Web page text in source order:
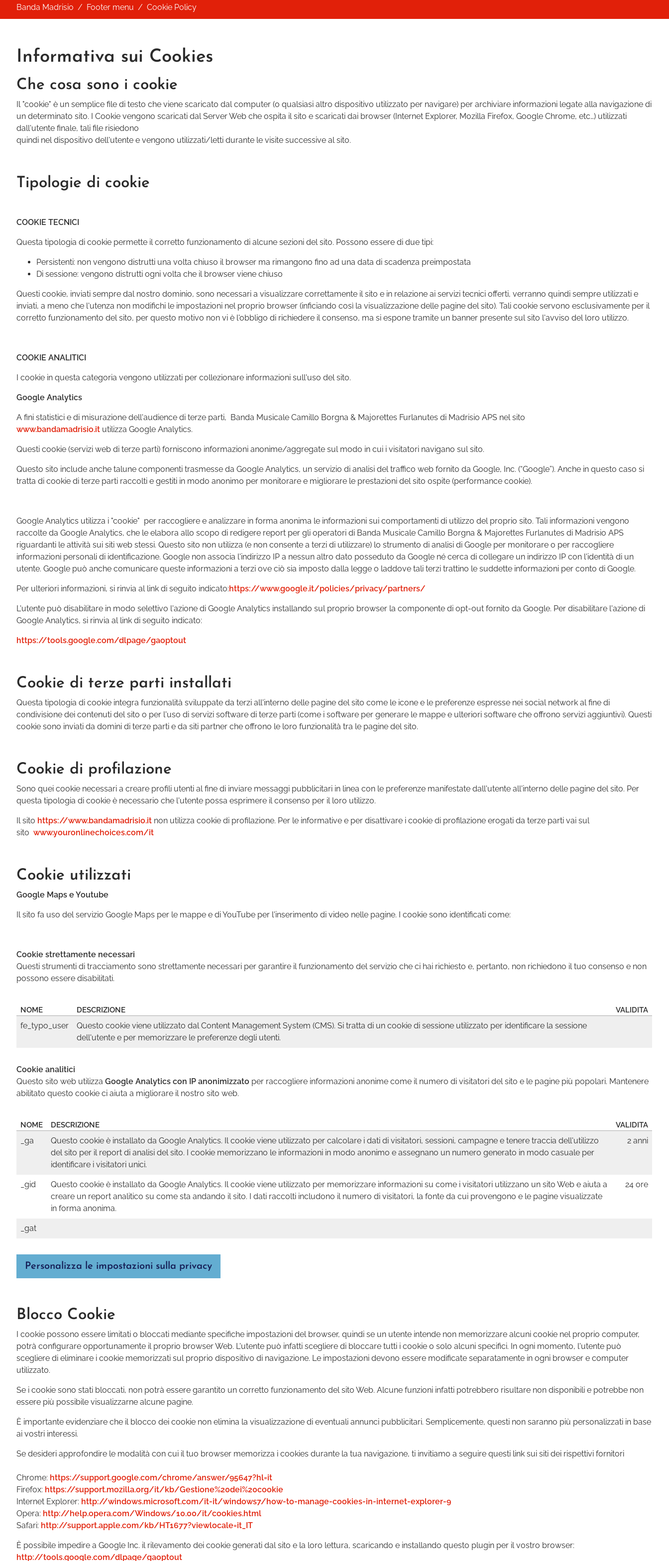
Banda Madrisio Footer menu Cookie Policy
Informativa sui Cookies
Che cosa sono i cookie
Il "cookie" è un semplice file di testo che viene scaricato dal computer (o qualsiasi altro dispositivo utilizzato per navigare) per archiviare informazioni legate alla navigazione di
un determinato sito. I Cookie vengono scaricati dal Server Web che ospita il sito e scaricati dai browser (Internet Explorer, Mozilla Firefox, Google Chrome, etc…) utilizzati
dall'utente finale, tali file risiedono
quindi nel dispositivo dell'utente e vengono utilizzati/letti durante le visite successive al sito.
Tipologie di cookie
COOKIE TECNICI
Questa tipologia di cookie permette il corretto funzionamento di alcune sezioni del sito. Possono essere di due tipi:
Persistenti: non vengono distrutti una volta chiuso il browser ma rimangono fino ad una data di scadenza preimpostata
Di sessione: vengono distrutti ogni volta che il browser viene chiuso
Questi cookie, inviati sempre dal nostro dominio, sono necessari a visualizzare correttamente il sito e in relazione ai servizi tecnici offerti, verranno quindi sempre utilizzati e
inviati, a meno che l'utenza non modifichi le impostazioni nel proprio browser (inficiando così la visualizzazione delle pagine del sito). Tali cookie servono esclusivamente per il
corretto funzionamento del sito, per questo motivo non vi è l'obbligo di richiedere il consenso, ma si espone tramite un banner presente sul sito l'avviso del loro utilizzo.
COOKIE ANALITICI
I cookie in questa categoria vengono utilizzati per collezionare informazioni sull'uso del sito.
Google Analytics
A fini statistici e di misurazione dell'audience di terze parti, Banda Musicale Camillo Borgna & Majorettes Furlanutes di Madrisio APS nel sito
www.bandamadrisio.it utilizza Google Analytics.
Questi cookie (servizi web di terze parti) forniscono informazioni anonime/aggregate sul modo in cui i visitatori navigano sul sito.
Questo sito include anche talune componenti trasmesse da Google Analytics, un servizio di analisi del traffico web fornito da Google, Inc. (“Google”). Anche in questo caso si
tratta di cookie di terze parti raccolti e gestiti in modo anonimo per monitorare e migliorare le prestazioni del sito ospite (performance cookie).
Google Analytics utilizza i "cookie" per raccogliere e analizzare in forma anonima le informazioni sui comportamenti di utilizzo del proprio sito. Tali informazioni vengono
raccolte da Google Analytics, che le elabora allo scopo di redigere report per gli operatori di Banda Musicale Camillo Borgna & Majorettes Furlanutes di Madrisio APS
riguardanti le attività sui siti web stessi. Questo sito non utilizza (e non consente a terzi di utilizzare) lo strumento di analisi di Google per monitorare o per raccogliere
informazioni personali di identificazione. Google non associa l'indirizzo IP a nessun altro dato posseduto da Google né cerca di collegare un indirizzo IP con l'identità di un
utente. Google può anche comunicare queste informazioni a terzi ove ciò sia imposto dalla legge o laddove tali terzi trattino le suddette informazioni per conto di Google.
Per ulteriori informazioni, si rinvia al link di seguito indicato:https://www.google.it/policies/privacy/partners/
L'utente può disabilitare in modo selettivo l'azione di Google Analytics installando sul proprio browser la componente di opt-out fornito da Google. Per disabilitare l'azione di
Google Analytics, si rinvia al link di seguito indicato:
https://tools.google.com/dlpage/gaoptout
Cookie di terze parti installati
Questa tipologia di cookie integra funzionalità sviluppate da terzi all'interno delle pagine del sito come le icone e le preferenze espresse nei social network al fine di
condivisione dei contenuti del sito o per l'uso di servizi software di terze parti (come i software per generare le mappe e ulteriori software che offrono servizi aggiuntivi). Questi
cookie sono inviati da domini di terze parti e da siti partner che offrono le loro funzionalità tra le pagine del sito.
Cookie di profilazione
Sono quei cookie necessari a creare profili utenti al fine di inviare messaggi pubblicitari in linea con le preferenze manifestate dall'utente all'interno delle pagine del sito. Per
questa tipologia di cookie è necessario che l'utente possa esprimere il consenso per il loro utilizzo.
Il sito https://www.bandamadrisio.it non utilizza cookie di profilazione. Per le informative e per disattivare i cookie di profilazione erogati da terze parti vai sul
sito www.youronlinechoices.com/it
Cookie utilizzati
Google Maps e Youtube
Il sito fa uso del servizio Google Maps per le mappe e di YouTube per l'inserimento di video nelle pagine. I cookie sono identificati come:
Cookie strettamente necessari
Questi strumenti di tracciamento sono strettamente necessari per garantire il funzionamento del servizio che ci hai richiesto e, pertanto, non richiedono il tuo consenso e non
possono essere disabilitati.
NOME DESCRIZIONE VALIDITA
fe_typo_user
Questo cookie viene utilizzato dal Content Management System (CMS). Si tratta di un cookie di sessione utilizzato per identificare la sessione
dell'utente e per memorizzare le preferenze degli utenti.
Cookie analitici
Questo sito web utilizzaGoogle Analytics con IP anonimizzato per raccogliere informazioni anonime come il numero di visitatori del sito e le pagine più popolari. Mantenere
abilitato questo cookie ci aiuta a migliorare il nostro sito web.
NOME DESCRIZIONE VALIDITA
_ga
Questo cookie è installato da Google Analytics. Il cookie viene utilizzato per calcolare i dati di visitatori, sessioni, campagne e tenere traccia dell'utilizzo
del sito per il report di analisi del sito. I cookie memorizzano le informazioni in modo anonimo e assegnano un numero generato in modo casuale per
identificare i visitatori unici.
2 anni
_gid
Questo cookie è installato da Google Analytics. Il cookie viene utilizzato per memorizzare informazioni su come i visitatori utilizzano un sito Web e aiuta a
creare un report analitico su come sta andando il sito. I dati raccolti includono il numero di visitatori, la fonte da cui provengono e le pagine visualizzate
in forma anonima.
24 ore
_gat
Personalizza le impostazioni sulla privacy
Blocco Cookie
I cookie possono essere limitati o bloccati mediante specifiche impostazioni del browser, quindi se un utente intende non memorizzare alcuni cookie nel proprio computer,
potrà configurare opportunamente il proprio browser Web. L'utente può infatti scegliere di bloccare tutti i cookie o solo alcuni specifici. In ogni momento, l'utente può
scegliere di eliminare i cookie memorizzati sul proprio dispositivo di navigazione. Le impostazioni devono essere modificate separatamente in ogni browser e computer
utilizzato.
Se i cookie sono stati bloccati, non potrà essere garantito un corretto funzionamento del sito Web. Alcune funzioni infatti potrebbero risultare non disponibili e potrebbe non
essere più possibile visualizzarne alcune pagine.
È importante evidenziare che il blocco dei cookie non elimina la visualizzazione di eventuali annunci pubblicitari. Semplicemente, questi non saranno più personalizzati in base
ai vostri interessi.
Se desideri approfondire le modalità con cui il tuo browser memorizza i cookies durante la tua navigazione, ti invitiamo a seguire questi link sui siti dei rispettivi fornitori
Chrome: https://support.google.com/chrome/answer/95647?hl=it
Firefox: https://support.mozilla.org/it/kb/Gestione%20dei%20cookie
Internet Explorer: http://windows.microsoft.com/it-it/windows7/how-to-manage-cookies-in-internet-explorer-9
Opera: http://help.opera.com/Windows/10.00/it/cookies.html
Safari: http://support.apple.com/kb/HT1677?viewlocale=it_IT
È possibile impedire a Google Inc. il rilevamento dei cookie generati dal sito e la loro lettura, scaricando e installando questo plugin per il vostro browser:
http://tools.google.com/dlpage/gaoptout